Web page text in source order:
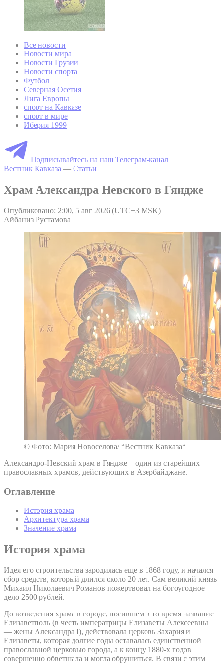
Все новости
Новости мира
Новости Грузии
Новости спорта
Футбол
Северная Осетия
Лига Европы
спорт на Кавказе
спорт в мире
Иберия 1999
Подписывайтесь на наш Телеграм-канал
Вестник Кавказа — Статьи
Храм Александра Невского в Гяндже
Опубликовано: 2:00, 5 авг 2026 (UTC+3 MSK)
Айбаниз Рустамова
© Фото: Мария Новоселова/ “Вестник Кавказа“
Александро-Невский храм в Гяндже – один из старейших
православных храмов, действующих в Азербайджане.
Оглавление
История храма
Архитектура храма
Значение храма
История храма
Идея его строительства зародилась еще в 1868 году, и начался
сбор средств, который длился около 20 лет. Сам великий князь
Михаил Николаевич Романов пожертвовал на богоугодное
дело 2500 рублей.
До возведения храма в городе, носившем в то время название
Елизаветполь (в честь императрицы Елизаветы Алексеевны
— жены Александра I), действовала церковь Захария и
Елизаветы, которая долгие годы оставалась единственной
православной церковью города, а к концу 1880-х годов
совершенно обветшала и могла обрушиться. В связи с этим